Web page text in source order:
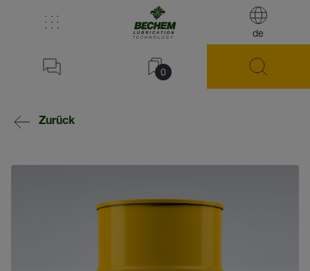
de
0
Zurück